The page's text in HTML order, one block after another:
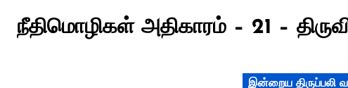
நீதிமொழிகள் அதிகாரம் – 21 –
இன்றைய திருப்பலி